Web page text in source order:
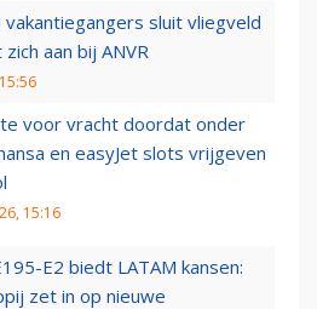
vakantiegangers sluit vliegveld
aan bij ANVR
voor vracht doordat onder
en easyJet slots vrijgeven
15:16
E2 biedt LATAM kansen:
zet in op nieuwe